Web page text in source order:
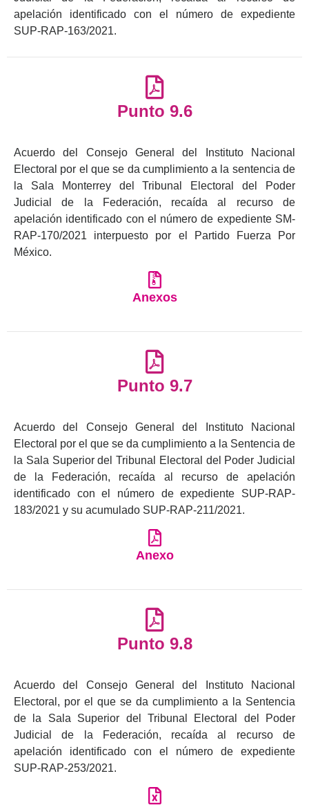
apelación identificado con el número de expediente
SUP-RAP-163/2021.
Punto 9.6
Acuerdo del Consejo General del Instituto Nacional
Electoral por el que se da cumplimiento a la sentencia de
la Sala Monterrey del Tribunal Electoral del Poder
Judicial de la Federación, recaída al recurso de
apelación identificado con el número de expediente SM-
RAP-170/2021 interpuesto por el Partido Fuerza Por
México.
Anexos
Punto 9.7
Acuerdo del Consejo General del Instituto Nacional
Electoral por el que se da cumplimiento a la Sentencia de
la Sala Superior del Tribunal Electoral del Poder Judicial
de la Federación, recaída al recurso de apelación
identificado con el número de expediente SUP-RAP-
183/2021 y su acumulado SUP-RAP-211/2021.
Anexo
Punto 9.8
Acuerdo del Consejo General del Instituto Nacional
Electoral, por el que se da cumplimiento a la Sentencia
de la Sala Superior del Tribunal Electoral del Poder
Judicial de la Federación, recaída al recurso de
apelación identificado con el número de expediente
SUP-RAP-253/2021.